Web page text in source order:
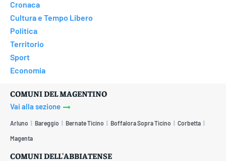
Cronaca
Cultura e Tempo Libero
Politica
Territorio
Sport
Economia
COMUNI DEL MAGENTINO
Vai alla sezione
Arluno Bareggio Bernate Ticino Boffalora Sopra Ticino Corbetta
Magenta
COMUNI DELL'ABBIATENSE